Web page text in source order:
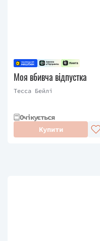
Моя вбивча відпустка
Тесса Бейлі
Очікується
Купити